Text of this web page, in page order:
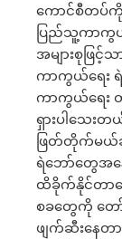
ကောင်စီတပ်ကို
ပြည်သူ့ကာကွ
အများစုဖြ
ကာကွယ်ရေး
ကာကွယ်ရေး
ရှားပါသေးတ
ဖြတ်တိုက်မယ်
ရဲဘော်တွေအန
ထိခိုက်နိုင်တာ
စခတွေကို တေ
ဖျက်ဆီးနေတ